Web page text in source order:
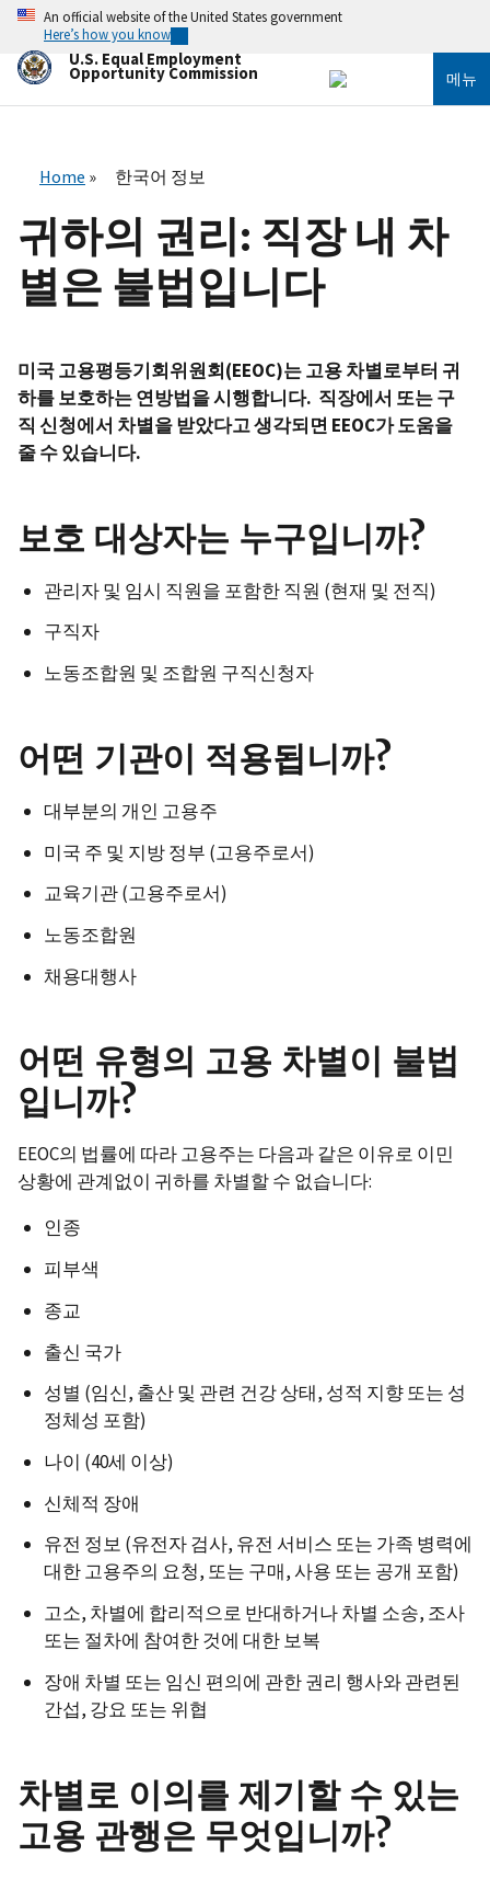
로
An official website of the United States government
Here’s how you know
U.S. Equal Employment
Opportunity Commission 메뉴
Home 한국어 정보
귀하의 권리: 직장 내 차
별은 불법입니다
미국 고용평등기회위원회(EEOC)는 고용 차별로부터 귀
하를 보호하는 연방법을 시행합니다. 직장에서 또는 구
직 신청에서 차별을 받았다고 생각되면 EEOC가 도움을
줄 수 있습니다.
보호 대상자는 누구입니까?
관리자 및 임시 직원을 포함한 직원 (현재 및 전직)
구직자
노동조합원 및 조합원 구직신청자
어떤 기관이 적용됩니까?
대부분의 개인 고용주
미국 주 및 지방 정부 (고용주로서)
교육기관 (고용주로서)
노동조합원
채용대행사
어떤 유형의 고용 차별이 불법
입니까?
EEOC의 법률에 따라 고용주는 다음과 같은 이유로 이민
상황에 관계없이 귀하를 차별할 수 없습니다:
인종
피부색
종교
출신 국가
성별 (임신, 출산 및 관련 건강 상태, 성적 지향 또는 성
정체성 포함)
나이 (40세 이상)
신체적 장애
유전 정보 (유전자 검사, 유전 서비스 또는 가족 병력에
대한 고용주의 요청, 또는 구매, 사용 또는 공개 포함)
고소, 차별에 합리적으로 반대하거나 차별 소송, 조사
또는 절차에 참여한 것에 대한 보복
장애 차별 또는 임신 편의에 관한 권리 행사와 관련된
간섭, 강요 또는 위협
차별로 이의를 제기할 수 있는
고용 관행은 무엇입니까?